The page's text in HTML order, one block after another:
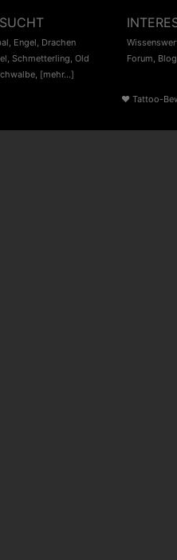
, Engel, Drachen
, Schmetterling, Old
, [mehr...]
Forum, Blog
♥ Tattoo-